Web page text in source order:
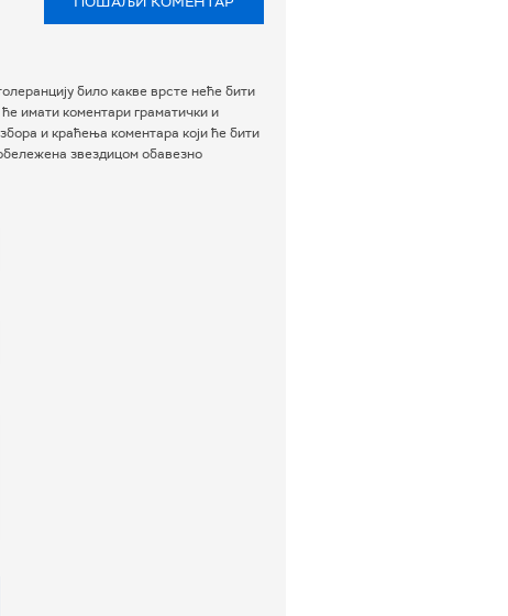
било какве врсте неће бити
имати коментари граматички и
и краћења коментара који ће бити
звездицом обавезно